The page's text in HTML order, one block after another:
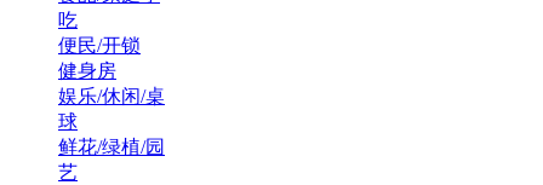
吃
便民/开锁
健身房
娱乐/休闲/桌
球
鲜花/绿植/园
艺